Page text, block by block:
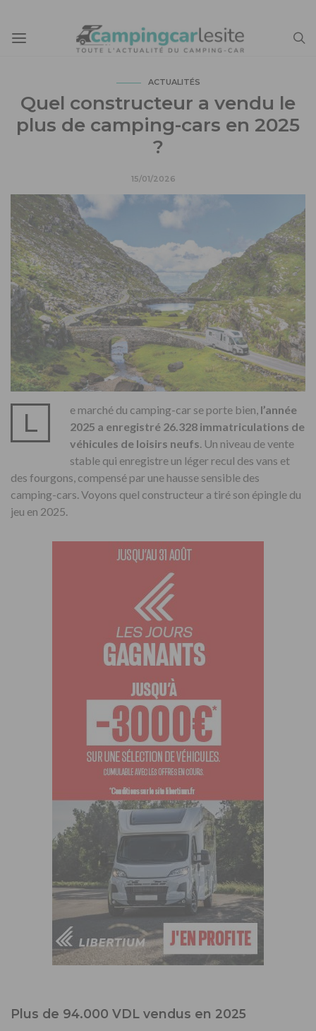
ACTUALITÉS
Quel constructeur a vendu le
plus de camping-cars en 2025
?
15/01/2026
L e marché du camping-car se porte bien, l’année
2025 a enregistré 26.328 immatriculations de
véhicules de loisirs neufs . Un niveau de vente
stable qui enregistre un léger recul des vans et
des fourgons, compensé par une hausse sensible des
camping-cars. Voyons quel constructeur a tiré son épingle du
jeu en 2025.
Plus de 94.000 VDL vendus en 2025